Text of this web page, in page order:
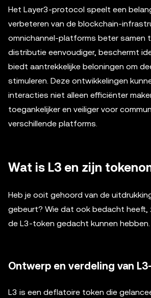
Het Layer3-protocol speelt een
verbeteren van de blockchain-
omnichannel-platforms beter samen
distributie eenvoudiger, beschermt
biedt aantrekkelijke beloningen om
stimuleren. Deze ontwikkelingen
interacties niet alleen efficiënter
toegankelijker en veiliger voor
verschillende platforms.
Wat is L3 en zijn
Heb je ooit gehoord van de
gebeurt? Wie dat ook bedacht heeft,
de L3-token gedacht kunnen hebben.
Ontwerp en verdeling van
L3 is een deflatoire token die